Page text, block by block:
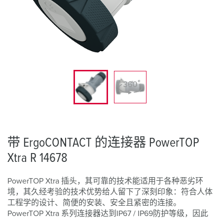
带 ErgoCONTACT 的连接器 PowerTOP
Xtra R 14678
PowerTOP Xtra 插头，其可靠的技术能适用于各种恶劣环
境，其久经考验的技术优势给人留下了深刻印象：符合人体
工程学的设计、简便的安装、安全且紧密的连接。
PowerTOP Xtra 系列连接器达到IP67 / IP69防护等级，因此